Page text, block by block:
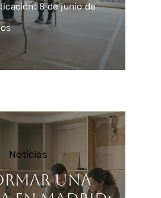
8 de junio de
on
Reforma
integral
Madrid:
Noticias
una